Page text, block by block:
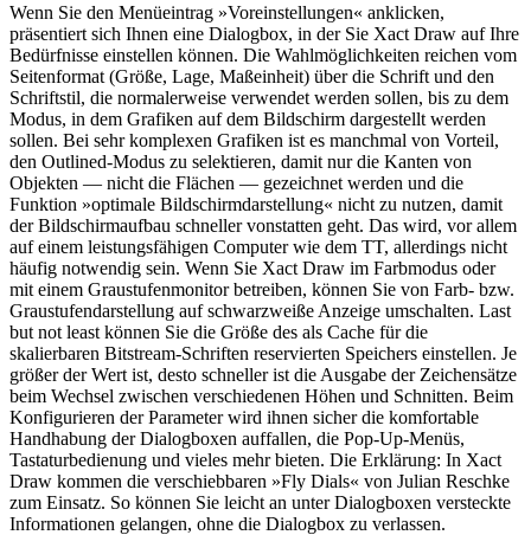
Wenn Sie den Menüeintrag »Voreinstellungen« anklicken,
präsentiert sich Ihnen eine Dialogbox, in der Sie Xact Draw auf Ihre
Bedürfnisse einstellen können. Die Wahlmöglichkeiten reichen vom
Seitenformat (Größe, Lage, Maßeinheit) über die Schrift und den
Schriftstil, die normalerweise verwendet werden sollen, bis zu dem
Modus, in dem Grafiken auf dem Bildschirm dargestellt werden
sollen. Bei sehr komplexen Grafiken ist es manchmal von Vorteil,
den Outlined-Modus zu selektieren, damit nur die Kanten von
Objekten — nicht die Flächen — gezeichnet werden und die
Funktion »optimale Bildschirmdarstellung« nicht zu nutzen, damit
der Bildschirmaufbau schneller vonstatten geht. Das wird, vor allem
auf einem leistungsfähigen Computer wie dem TT, allerdings nicht
häufig notwendig sein. Wenn Sie Xact Draw im Farbmodus oder
mit einem Graustufenmonitor betreiben, können Sie von Farb- bzw.
Graustufendarstellung auf schwarzweiße Anzeige umschalten. Last
but not least können Sie die Größe des als Cache für die
skalierbaren Bitstream-Schriften reservierten Speichers einstellen. Je
größer der Wert ist, desto schneller ist die Ausgabe der Zeichensätze
beim Wechsel zwischen verschiedenen Höhen und Schnitten. Beim
Konfigurieren der Parameter wird ihnen sicher die komfortable
Handhabung der Dialogboxen auffallen, die Pop-Up-Menüs,
Tastaturbedienung und vieles mehr bieten. Die Erklärung: In Xact
Draw kommen die verschiebbaren »Fly Dials« von Julian Reschke
zum Einsatz. So können Sie leicht an unter Dialogboxen versteckte
Informationen gelangen, ohne die Dialogbox zu verlassen.